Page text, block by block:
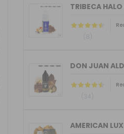
TRIBECA
(8)
(34)
AMERICAN